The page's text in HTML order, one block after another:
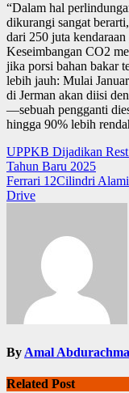
“Dalam hal
dikurangi sangat
dari 250 juta
Keseimbangan CO2
jika porsi bahan bakar
lebih jauh: Mulai
di Jerman akan diisi
—sebuah pengganti
hingga 90% lebih
Navigasi
pos
UPPKB Dijadikan
Tahun Baru 2025
Ferrari 12Cilindri
Drive
By Amal
Related Post